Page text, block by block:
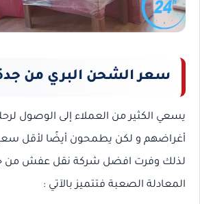
سعر الشحن البري من
يسعي الكثير من العملاء إلى الوصول
أغراضهم و لكن يطمحون أيضًا لأقل سعر
لذلك وفرت افضل شركة نقل عفش من
المعادلة الصعبة فتتميز بالآتي :